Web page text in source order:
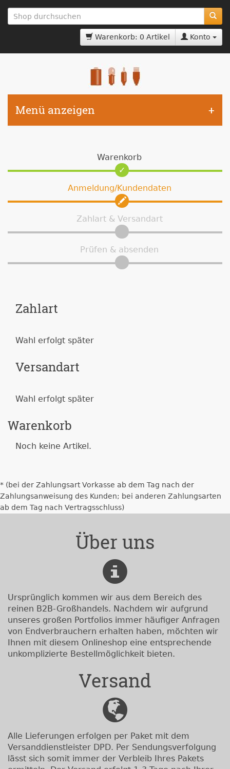
zum
Hauptinhalt
Warenkorb: 0 Artikel Konto
Menü anzeigen
Warenkorb
Anmeldung/Kundendaten
Zahlart & Versandart
Prüfen & absenden
Zahlart
Wahl erfolgt später
Versandart
Wahl erfolgt später
Warenkorb
Noch keine Artikel.
* (bei der Zahlungsart Vorkasse ab dem Tag nach der
Zahlungsanweisung des Kunden; bei anderen Zahlungsarten
ab dem Tag nach Vertragsschluss)
Über uns
Ursprünglich kommen wir aus dem Bereich des
reinen B2B-Großhandels. Nachdem wir aufgrund
unseres großen Portfolios immer häufiger Anfragen
von Endverbrauchern erhalten haben, möchten wir
Ihnen mit diesem Onlineshop eine entsprechende
unkomplizierte Bestellmöglichkeit bieten.
Versand
Alle Lieferungen erfolgen per Paket mit dem
Versanddienstleister DPD. Per Sendungsverfolgung
lässt sich somit immer der Verbleib Ihres Pakets